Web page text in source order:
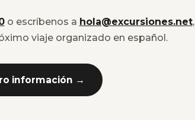
o escríbenos a hola@excursiones.net,
viaje organizado en español.
información →